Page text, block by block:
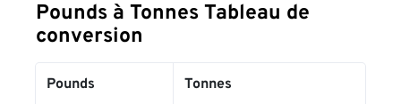
Pounds à Tonnes Tableau de
conversion
Pounds Tonnes